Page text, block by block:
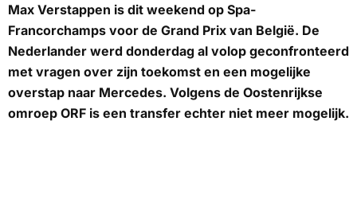
Max Verstappen is dit weekend op Spa-
Francorchamps voor de Grand Prix van België. De
Nederlander werd donderdag al volop geconfronteerd
met vragen over zijn toekomst en een mogelijke
overstap naar Mercedes. Volgens de Oostenrijkse
omroep ORF is een transfer echter niet meer mogelijk.